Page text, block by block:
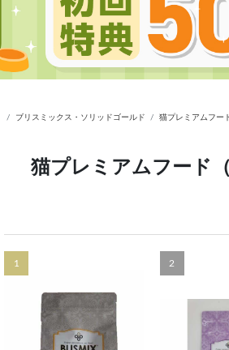
ブリスミックス・ソリッドゴールド 猫プレミアムフー
猫プレミアムフード
1 2